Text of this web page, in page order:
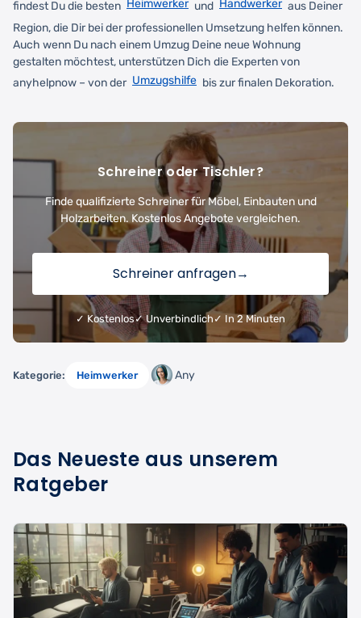
findest Du die besten Heimwerker und Handwerker aus Deiner
Region, die Dir bei der professionellen Umsetzung helfen können.
Auch wenn Du nach einem Umzug Deine neue Wohnung
gestalten möchtest, unterstützen Dich die Experten von
anyhelpnow – von der Umzugshilfe bis zur finalen Dekoration.
Schreiner oder Tischler?
Finde qualifizierte Schreiner für Möbel, Einbauten und
Holzarbeiten. Kostenlos Angebote vergleichen.
Schreiner anfragen→
✓ Kostenlos✓ Unverbindlich ✓ In 2 Minuten
Kategorie: Heimwerker Any
Das Neueste aus unserem
Ratgeber